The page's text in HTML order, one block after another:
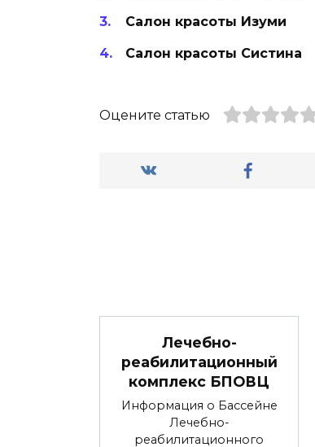
Салон красоты Изуми
Салон красоты Систина
Оцените статью
Лечебно-
реабилитационный
комплекс БПОВЦ
Информация о Бассейне
Лечебно-
реабилитационного